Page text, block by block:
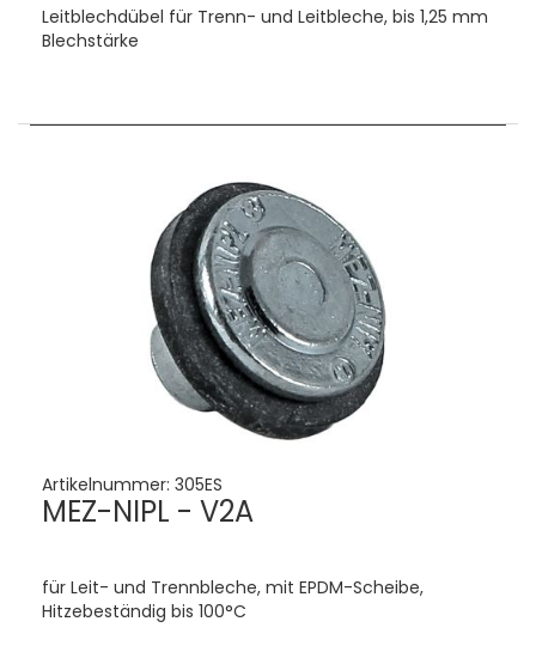
Leitblechdübel für Trenn- und Leitbleche, bis 1,25 mm
Blechstärke
Artikelnummer: 305ES
MEZ-NIPL - V2A
für Leit- und Trennbleche, mit EPDM-Scheibe,
Hitzebeständig bis 100°C